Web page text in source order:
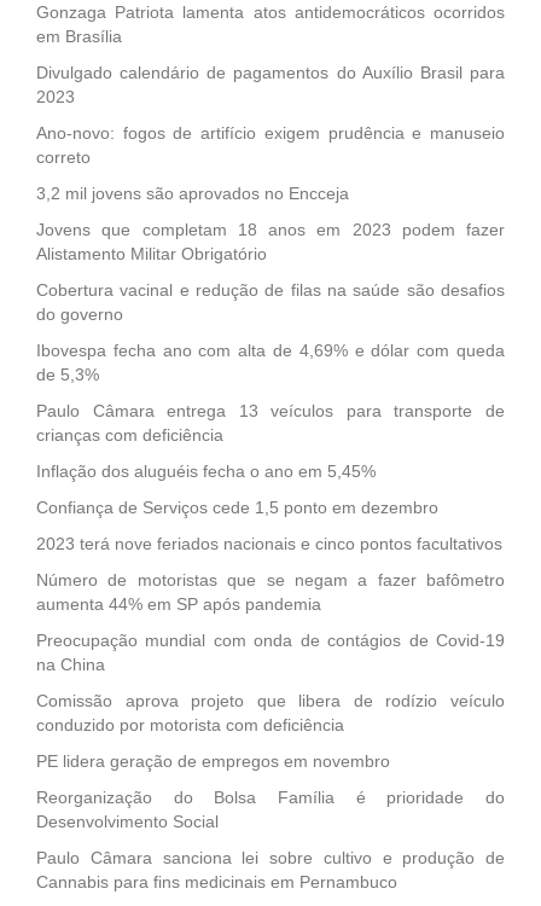
Gonzaga Patriota lamenta atos antidemocráticos ocorridos
em Brasília
Divulgado calendário de pagamentos do Auxílio Brasil para
2023
Ano-novo: fogos de artifício exigem prudência e manuseio
correto
3,2 mil jovens são aprovados no Encceja
Jovens que completam 18 anos em 2023 podem fazer
Alistamento Militar Obrigatório
Cobertura vacinal e redução de filas na saúde são desafios
do governo
Ibovespa fecha ano com alta de 4,69% e dólar com queda
de 5,3%
Paulo Câmara entrega 13 veículos para transporte de
crianças com deficiência
Inflação dos aluguéis fecha o ano em 5,45%
Confiança de Serviços cede 1,5 ponto em dezembro
2023 terá nove feriados nacionais e cinco pontos facultativos
Número de motoristas que se negam a fazer bafômetro
aumenta 44% em SP após pandemia
Preocupação mundial com onda de contágios de Covid-19
na China
Comissão aprova projeto que libera de rodízio veículo
conduzido por motorista com deficiência
PE lidera geração de empregos em novembro
Reorganização do Bolsa Família é prioridade do
Desenvolvimento Social
Paulo Câmara sanciona lei sobre cultivo e produção de
Cannabis para fins medicinais em Pernambuco